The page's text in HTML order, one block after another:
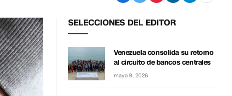
SELECCIONES DEL EDITOR
Venezuela consolida su retorno
al circuito de bancos centrales
mayo 9, 2026